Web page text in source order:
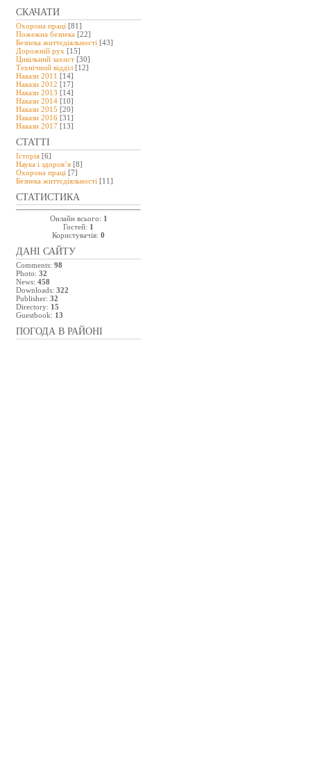
СКАЧАТИ
Охорона праці [81]
Пожежна безпека [22]
Безпека життєдіяльності [43]
Дорожній рух [15]
Цивільний захист [30]
Технічний відділ [12]
Накази 2011 [14]
Накази 2012 [17]
Накази 2013 [14]
Накази 2014 [10]
Накази 2015 [20]
Накази 2016 [31]
Накази 2017 [13]
СТАТТІ
Історія [6]
Наука і здоров’я [8]
Охорона праці [7]
Безпeка життєдіяльності [11]
СТАТИСТИКА
Онлайн всього: 1
Гостей: 1
Користувачів: 0
ДАНІ САЙТУ
Comments: 98
Photo: 32
News: 458
Downloads: 322
Publisher: 32
Directory: 15
Guestbook: 13
ПОГОДА В РАЙОНІ